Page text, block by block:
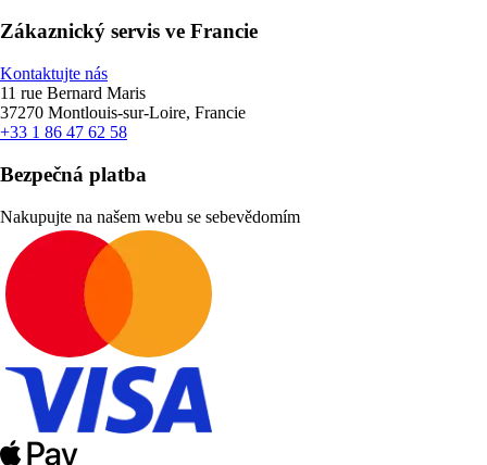
Zákaznický servis ve Francie
Kontaktujte nás
11 rue Bernard Maris
37270 Montlouis-sur-Loire, Francie
+33 1 86 47 62 58
Bezpečná platba
Nakupujte na našem webu se sebevědomím